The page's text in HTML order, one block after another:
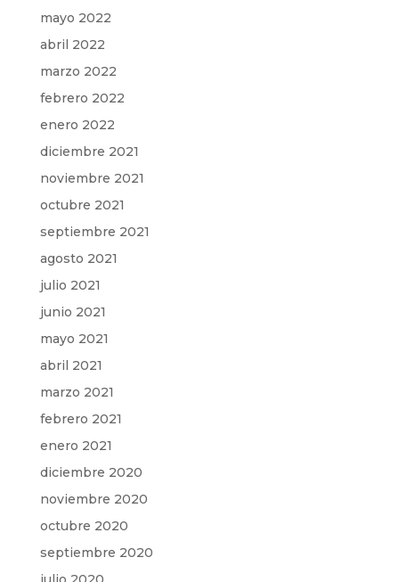
mayo 2022
abril 2022
marzo 2022
febrero 2022
enero 2022
diciembre 2021
noviembre 2021
octubre 2021
septiembre 2021
agosto 2021
julio 2021
junio 2021
mayo 2021
abril 2021
marzo 2021
febrero 2021
enero 2021
diciembre 2020
noviembre 2020
octubre 2020
septiembre 2020